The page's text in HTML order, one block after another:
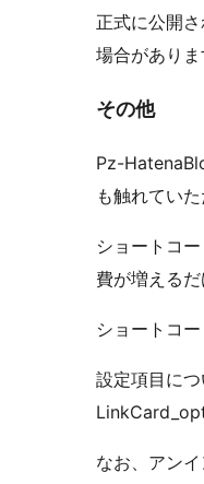
正式に公開
場合がありま
その他
Pz-
も触れてい
ショートコ
費が増えるだ
ショートコ
設定項目に
なお、アン